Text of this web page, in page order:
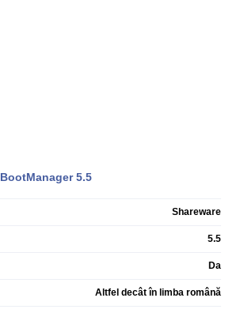
BootManager 5.5
Shareware
5.5
Da
Altfel decât în limba română